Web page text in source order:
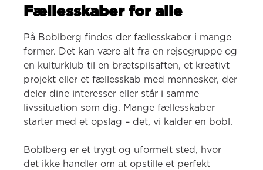
Fællesskaber for alle
På Boblberg findes der fællesskaber i mange
former. Det kan være alt fra en rejsegruppe og
en kulturklub til en brætspilsaften, et kreativt
projekt eller et fællesskab med mennesker, der
deler dine interesser eller står i samme
livssituation som dig. Mange fællesskaber
starter med et opslag – det, vi kalder en bobl.
Boblberg er et trygt og uformelt sted, hvor
det ikke handler om at opstille et perfekt